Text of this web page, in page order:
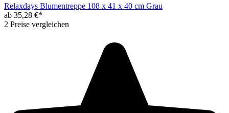
Relaxdays Blumentreppe 108 x 41 x 40 cm Grau
ab 35,28 €*
2 Preise vergleichen